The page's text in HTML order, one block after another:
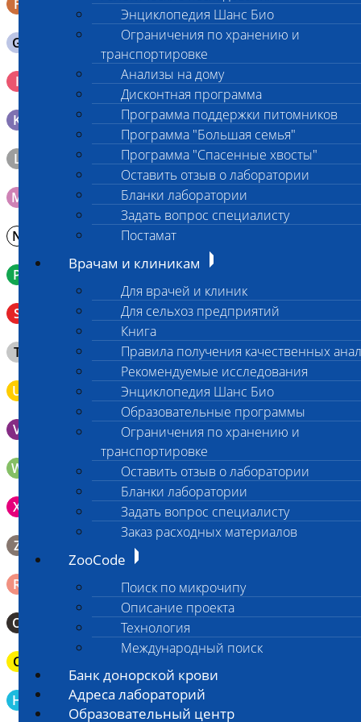
Энциклопедия Шанс Био
Ограничения по хранению и
транспортировке
Анализы на дому
Дисконтная программа
Программа поддержки питомников
Программа "Большая семья"
Программа "Спасенные хвосты"
Оставить отзыв о лаборатории
Бланки лаборатории
Задать вопрос специалисту
Постамат
Врачам и клиникам
Для врачей и клиник
Для сельхоз предприятий
Книга
Правила получения качественных
Рекомендуемые исследования
Энциклопедия Шанс Био
Образовательные программы
Ограничения по хранению и
транспортировке
Оставить отзыв о лаборатории
Бланки лаборатории
Задать вопрос специалисту
Заказ расходных материалов
ZooCode
Поиск по микрочипу
Описание проекта
Технология
Международный поиск
Банк донорской крови
Адреса лабораторий
Образовательный центр
F Кал в контейнере с ложечкой
G Содержимое желудка 10-30 мл
I
Кровь 2-3 мл. на фильтр-бумаге, высушенная для
генетических исследований
K Образец тканей в контейнере с 10% раствором формалина
L Материал берется только в лаборатории!
M Мазок на стекло
N Молоко в контейнере 10-30 мл
P Кровь в пробирку с К3ЭДТА (К2ЭДТА)
S
Венозная кровь в пробирке с активатором свертывания
без разделительного геля
T
Клещ (не более 2 шт.), плотно закрытая сухая пробирка
типа Эппендорф
U Моча во флаконе 5 - 10 мл
V Выпоты и биологические жидкости в контейнере
W Волос (шерсть) в пробирке Эппендорфа
X
Зонд щеточка с буккальным эпителием с внутренней
поверхности щеки (эпителием слизистой оболочки щеки)
Z
Биопсийный эндоскопический материал в 10% растворе
формалина. До 10 фрагментов с одной локации.
R
О Мазок-отпечаток на стекло
C Паренхиматозные органы в герметичном пакете
H
Кровь в пробирку для определения гемостаза (цитрат Na